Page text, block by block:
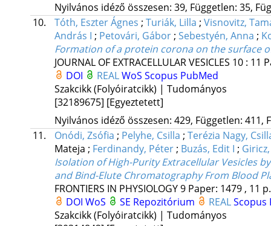
Nyilvános idéző összesen: 39, Független: 35,
10.
Tóth, Eszter Ágnes ; Turiák, Lilla ; Visnovitz,
András I ; Petovári, Gábor ; Sebestyén, Anna ;
Formation of a protein corona on the surface
JOURNAL OF EXTRACELLULAR VESICLES 10: 11
DOI
REALWoS Scopus PubMed
Szakcikk (Folyóiratcikk) | Tudományos
[32189675] [Egyeztetett]
Nyilvános idéző összesen: 429, Független: 411,
11.
Onódi, Zsófia ; Pelyhe, Csilla ; Terézia Nagy,
Mateja ; Ferdinandy, Péter ; Buzás, Edit I ;
Isolation of High-Purity Extracellular Vesicles
and Bind-Elute Chromatography From Blood
FRONTIERS IN PHYSIOLOGY9 Paper: 1479 , 11
DOI WoS SE Repozitórium REALScopus
Szakcikk (Folyóiratcikk) | Tudományos